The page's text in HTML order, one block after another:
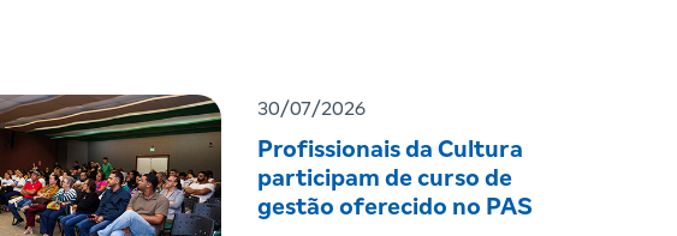
30/07/2026
Profissionais da Cultura
participam de curso de
gestão oferecido no PAS